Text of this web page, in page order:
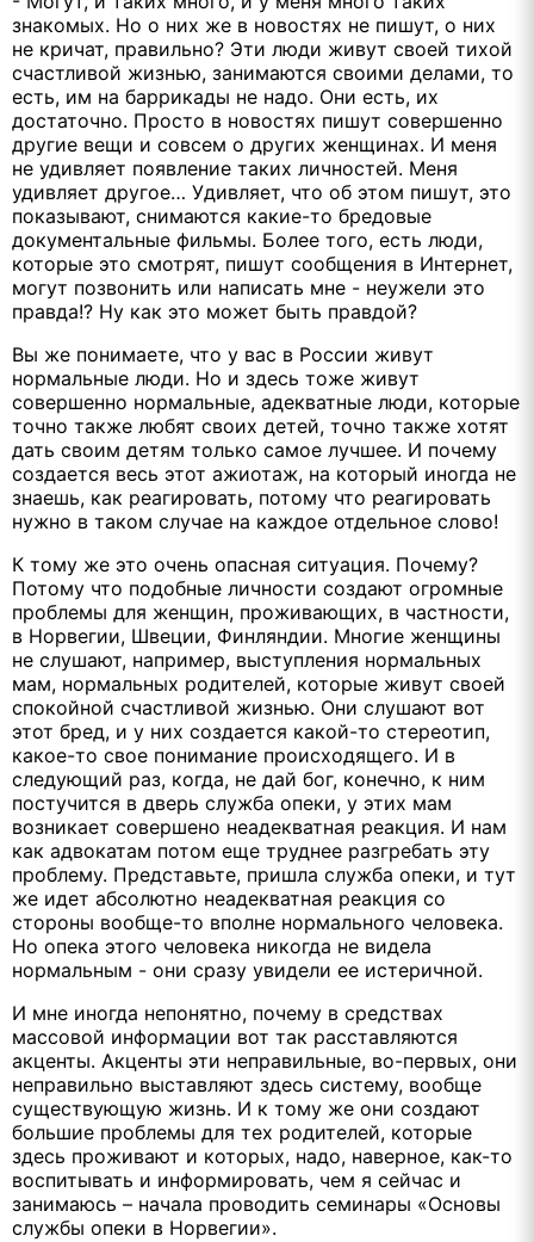
знакомых. Но о них же в новостях не пишут, о них
не кричат, правильно? Эти люди живут своей тихой
счастливой жизнью, занимаются своими делами, то
есть, им на баррикады не надо. Они есть, их
достаточно. Просто в новостях пишут совершенно
другие вещи и совсем о других женщинах. И меня
не удивляет появление таких личностей. Меня
удивляет другое… Удивляет, что об этом пишут, это
показывают, снимаются какие-то бредовые
документальные фильмы. Более того, есть люди,
которые это смотрят, пишут сообщения в Интернет,
могут позвонить или написать мне - неужели это
правда!? Ну как это может быть правдой?
Вы же понимаете, что у вас в России живут
нормальные люди. Но и здесь тоже живут
совершенно нормальные, адекватные люди, которые
точно также любят своих детей, точно также хотят
дать своим детям только самое лучшее. И почему
создается весь этот ажиотаж, на который иногда не
знаешь, как реагировать, потому что реагировать
нужно в таком случае на каждое отдельное слово!
К тому же это очень опасная ситуация. Почему?
Потому что подобные личности создают огромные
проблемы для женщин, проживающих, в частности,
в Норвегии, Швеции, Финляндии. Многие женщины
не слушают, например, выступления нормальных
мам, нормальных родителей, которые живут своей
спокойной счастливой жизнью. Они слушают вот
этот бред, и у них создается какой-то стереотип,
какое-то свое понимание происходящего. И в
следующий раз, когда, не дай бог, конечно, к ним
постучится в дверь служба опеки, у этих мам
возникает совершено неадекватная реакция. И нам
как адвокатам потом еще труднее разгребать эту
проблему. Представьте, пришла служба опеки, и тут
же идет абсолютно неадекватная реакция со
стороны вообще-то вполне нормального человека.
Но опека этого человека никогда не видела
нормальным - они сразу увидели ее истеричной.
И мне иногда непонятно, почему в средствах
массовой информации вот так расставляются
акценты. Акценты эти неправильные, во-первых, они
неправильно выставляют здесь систему, вообще
существующую жизнь. И к тому же они создают
большие проблемы для тех родителей, которые
здесь проживают и которых, надо, наверное, как-то
воспитывать и информировать, чем я сейчас и
занимаюсь – начала проводить семинары «Основы
службы опеки в Норвегии».